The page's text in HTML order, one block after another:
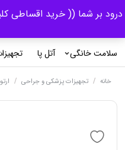
سلامت خانگی آتل پا
خانه / تجهیزات پزشکی و جراحی /
درود بر شما (( خرید اقساطی